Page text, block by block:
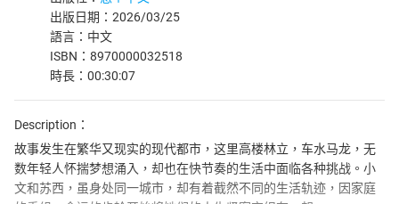
出版日期：2026/03/25
語言：中文
ISBN：8970000032518
時長：00:30:07
Description：
故事发生在繁华又现实的现代都市，这里高楼林立，车水马龙，无
数年轻人怀揣梦想涌入，却也在快节奏的生活中面临各种挑战。小
文和苏西，虽身处同一城市，却有着截然不同的生活轨迹，因家庭